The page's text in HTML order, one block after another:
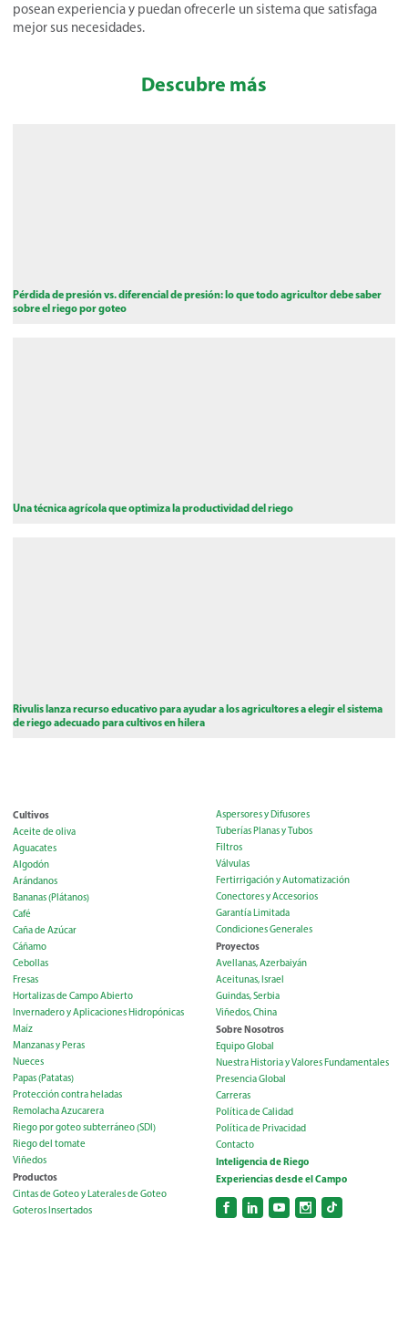
posean experiencia y puedan ofrecerle un sistema que satisfaga
mejor sus necesidades.
Descubre más
Pérdida de presión vs. diferencial de presión: lo que todo agricultor debe saber
sobre el riego por goteo
Una técnica agrícola que optimiza la productividad del riego
Rivulis lanza recurso educativo para ayudar a los agricultores a elegir el sistema
de riego adecuado para cultivos en hilera
Cultivos
Aceite de oliva
Aguacates
Algodón
Arándanos
Bananas (Plátanos)
Café
Caña de Azúcar
Cáñamo
Cebollas
Fresas
Hortalizas de Campo Abierto
Invernadero y Aplicaciones Hidropónicas
Maíz
Manzanas y Peras
Nueces
Papas (Patatas)
Protección contra heladas
Remolacha Azucarera
Riego por goteo subterráneo (SDI)
Riego del tomate
Viñedos
Productos
Cintas de Goteo y Laterales de Goteo
Goteros Insertados
Aspersores y Difusores
Tuberías Planas y Tubos
Filtros
Válvulas
Fertirrigación y Automatización
Conectores y Accesorios
Garantía Limitada
Condiciones Generales
Proyectos
Avellanas, Azerbaiyán
Aceitunas, Israel
Guindas, Serbia
Viñedos, China
Sobre Nosotros
Equipo Global
Nuestra Historia y Valores Fundamentales
Presencia Global
Carreras
Política de Calidad
Política de Privacidad
Contacto
Inteligencia de Riego
Experiencias desde el Campo